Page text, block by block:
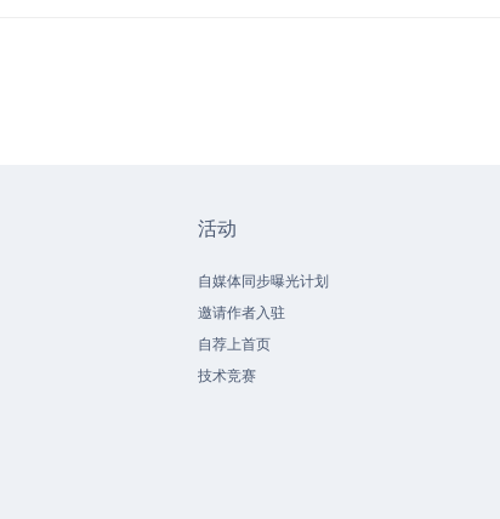
活动
自媒体同步曝光计划
邀请作者入驻
自荐上首页
技术竞赛